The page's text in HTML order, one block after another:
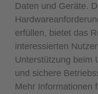
Daten und Geräte.
erfüllen, bietet das
interessierten
Unterstützung beim
und sichere
Mehr Informationen